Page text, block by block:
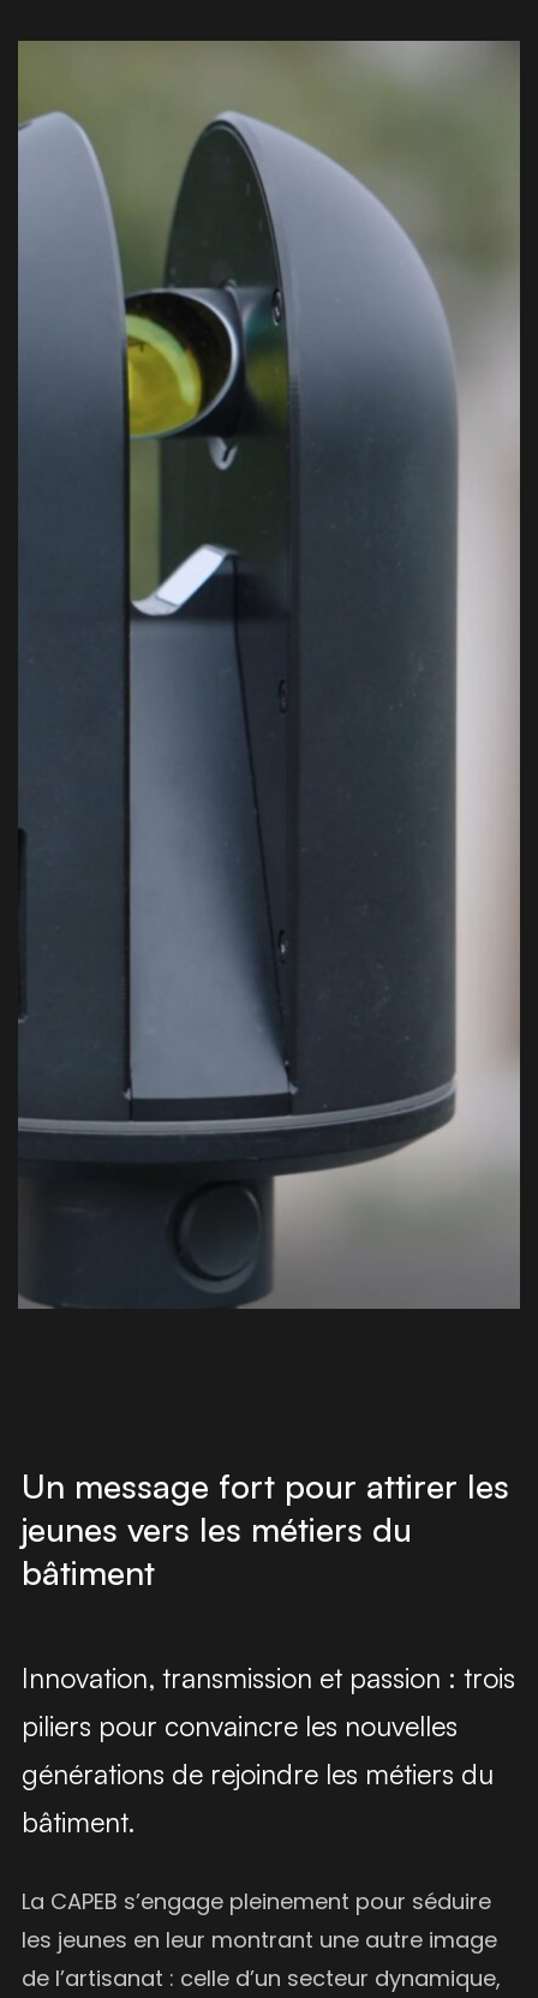
Un message fort pour attirer les
jeunes vers les métiers du
bâtiment
Innovation, transmission et passion : trois
piliers pour convaincre les nouvelles
générations de rejoindre les métiers du
bâtiment.
La CAPEB s’engage pleinement pour séduire
les jeunes en leur montrant une autre image
de l’artisanat : celle d’un secteur dynamique,